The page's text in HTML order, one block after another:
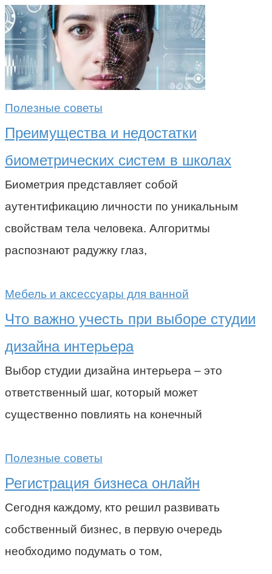
Полезные советы
Преимущества и недостатки
биометрических систем в школах
Биометрия представляет собой
аутентификацию личности по уникальным
свойствам тела человека. Алгоритмы
распознают радужку глаз,
Мебель и аксессуары для ванной
Что важно учесть при выборе студии
дизайна интерьера
Выбор студии дизайна интерьера – это
ответственный шаг, который может
существенно повлиять на конечный
Полезные советы
Регистрация бизнеса онлайн
Сегодня каждому, кто решил развивать
собственный бизнес, в первую очередь
необходимо подумать о том,